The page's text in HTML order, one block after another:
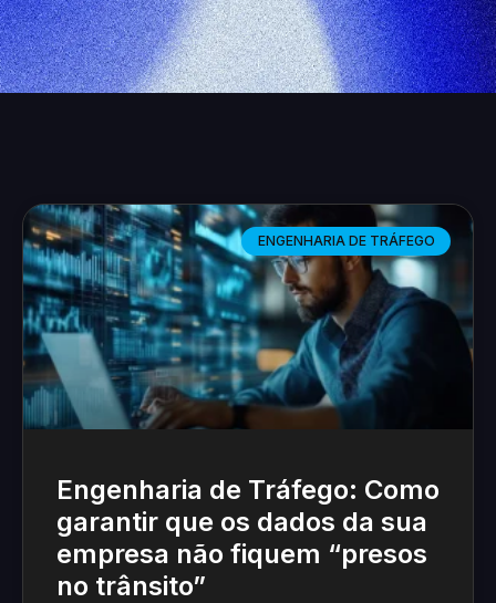
ENGENHARIA DE TRÁFEGO
Engenharia de Tráfego: Como
garantir que os dados da sua
empresa não fiquem “presos
no trânsito”